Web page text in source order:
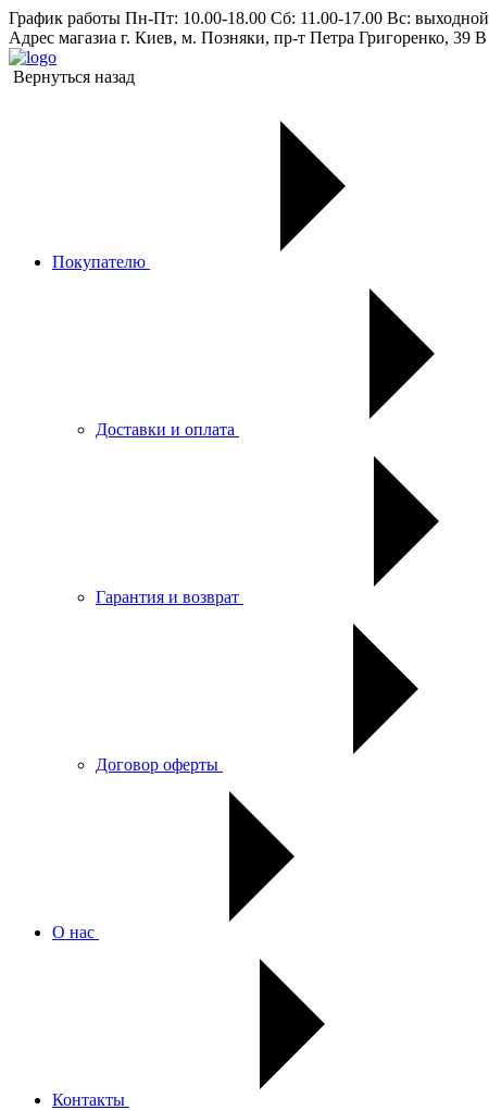
График работы Пн-Пт: 10.00-18.00 Сб: 11.00-17.00 Вс: выходной
Адрес магазиа г. Киев, м. Позняки, пр-т Петра Григоренко, 39 В
Вернуться назад
Покупателю
Доставки и оплата
Гарантия и возврат
Договор оферты
О нас
Контакты